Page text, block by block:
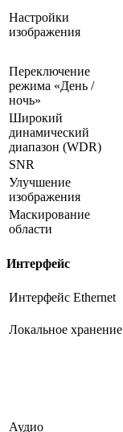
Настройки
изображения
Переключение
режима «День /
ночь»
Широкий
динамический
диапазон (WDR)
SNR
Улучшение
изображения
Маскирование
области
Интерфейс
Интерфейс Ethernet
Локальное хранение
Аудио